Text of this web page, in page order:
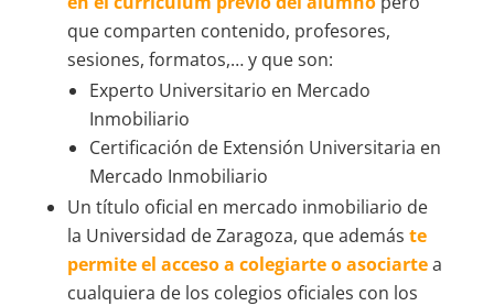
que comparten contenido, profesores,
sesiones, formatos,… y que son:
Experto Universitario en Mercado
Inmobiliario
Certificación de Extensión Universitaria en
Mercado Inmobiliario
Un título oficial en mercado inmobiliario de
la Universidad de Zaragoza, que además te
permite el acceso a colegiarte o asociartea
cualquiera de los colegios oficiales con los